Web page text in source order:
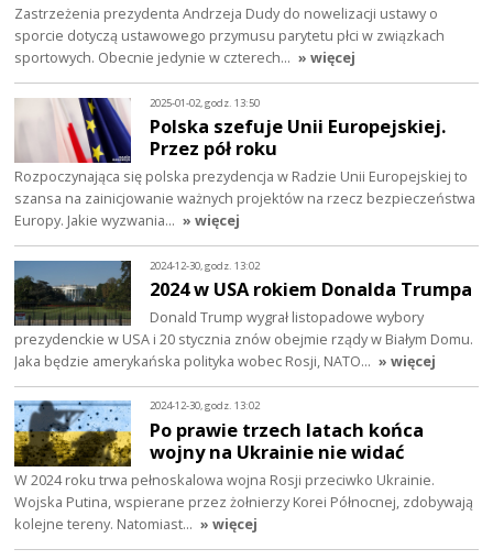
Zastrzeżenia prezydenta Andrzeja Dudy do nowelizacji ustawy o
sporcie dotyczą ustawowego przymusu parytetu płci w związkach
sportowych. Obecnie jedynie w czterech… » więcej
2025-01-02, godz. 13:50
Polska szefuje Unii Europejskiej.
Przez pół roku
Rozpoczynająca się polska prezydencja w Radzie Unii Europejskiej to
szansa na zainicjowanie ważnych projektów na rzecz bezpieczeństwa
Europy. Jakie wyzwania… » więcej
2024-12-30, godz. 13:02
2024 w USA rokiem Donalda Trumpa
Donald Trump wygrał listopadowe wybory
prezydenckie w USA i 20 stycznia znów obejmie rządy w Białym Domu.
Jaka będzie amerykańska polityka wobec Rosji, NATO… » więcej
2024-12-30, godz. 13:02
Po prawie trzech latach końca
wojny na Ukrainie nie widać
W 2024 roku trwa pełnoskalowa wojna Rosji przeciwko Ukrainie.
Wojska Putina, wspierane przez żołnierzy Korei Północnej, zdobywają
kolejne tereny. Natomiast… » więcej